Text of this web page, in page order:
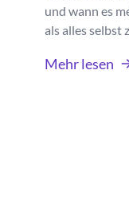
und wann es
als alles selbst
Mehr lesen